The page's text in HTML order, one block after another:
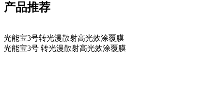
产品推荐
光能宝3号转光漫散射高光效涂覆膜
光能宝3号 转光漫散射高光效涂覆膜